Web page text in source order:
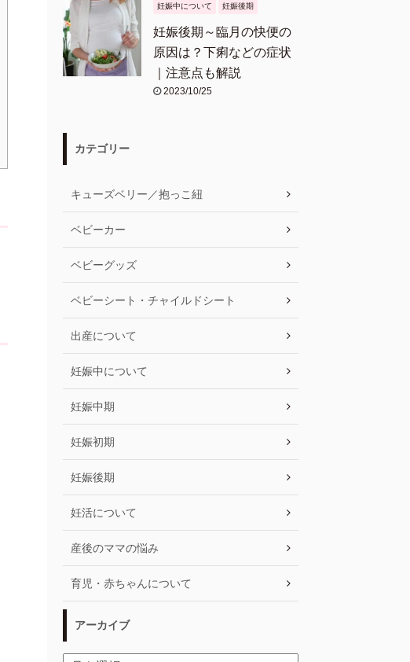
妊娠中について 妊娠後期
妊娠後期～臨月の快便の
原因は？下痢などの症状
｜注意点も解説
2023/10/25
カテゴリー
キューズベリー／抱っこ紐
ベビーカー
ベビーグッズ
ベビーシート・チャイルドシート
出産について
妊娠中について
妊娠中期
妊娠初期
妊娠後期
妊活について
産後のママの悩み
育児・赤ちゃんについて
アーカイブ